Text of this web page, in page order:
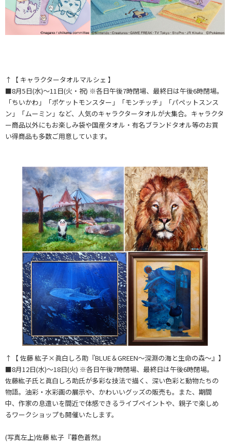
↑【 キャラクタータオルマルシェ 】
■8月5日(水)～11日(火・祝) ※各日午後7時閉場、最終日は午後6時閉場。
「ちいかわ」「ポケットモンスター」「モンチッチ」「パペットスンス
ン」「ムーミン」など、人気のキャラクタータオルが大集合。キャラクタ
ー商品以外にもお楽しみ袋や国産タオル・有名ブランドタオル等のお買
い得商品も多数ご用意しています。
↑【 佐藤 紘子×眞白しろ助『BLUE＆GREEN～深淵の海と生命の森～』】
■8月12日(水)～18日(火) ※各日午後7時閉場、最終日は午後6時閉場。
佐藤紘子氏と眞白しろ助氏が多彩な技法で描く、深い色彩と動物たちの
物語。油彩・水彩画の展示や、かわいいグッズの販売も。また、期間
中、作家の息遣いを間近で体感できるライブペイントや、親子で楽しめ
るワークショップも開催いたします。
(写真左上)佐藤 紘子『暮色蒼然』